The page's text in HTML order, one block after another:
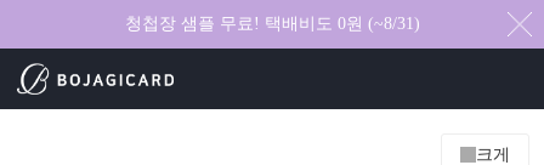
청첩장 샘플 무료! 택배비도 0원 (~8/31)
크게